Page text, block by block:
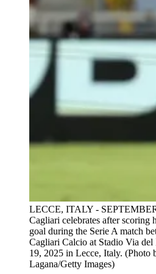
LECCE, ITALY -
Cagliari celebrates after scoring
goal during the Serie A match
Cagliari Calcio at Stadio Via del
19, 2025 in Lecce, Italy. (Photo
Lagana/Getty Images)